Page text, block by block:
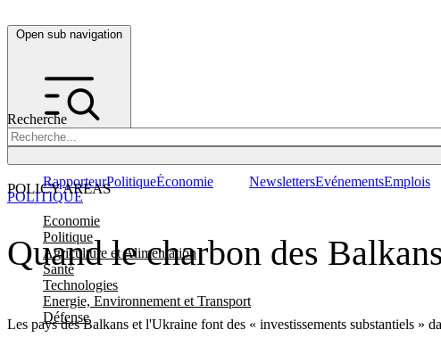
Open sub navigation
Recherche
POLICY AREAS
Economie
Politique
Agriculture et Alimentation
Santé
Technologies
Energie, Environnement et Transport
Défense
RapporteurPolitiqueÉconomie NewslettersEvénementsEmplois
Quand le charbon des
Les pays des Balkans et l'Ukraine font des « investissements substantiels »
POLITIQUE